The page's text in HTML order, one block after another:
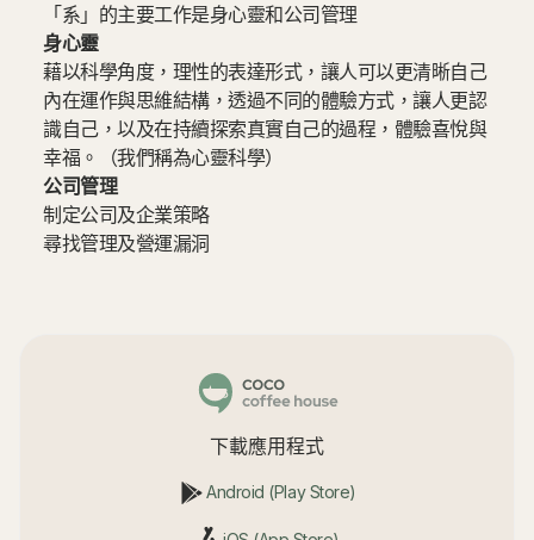
「系」的主要工作是身心靈和公司管理
身心靈
藉以科學角度，理性的表達形式，讓人可以更清晰自己
內在運作與思維結構，透過不同的體驗方式，讓人更認
識自己，以及在持續探索真實自己的過程，體驗喜悅與
幸福。（我們稱為心靈科學）
公司管理
制定公司及企業策略
尋找管理及營運漏洞
下載應用程式
Android (Play Store)